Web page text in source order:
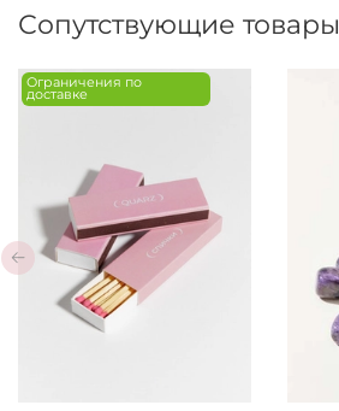
Сопутствующие товары
Ограничения по
доставке